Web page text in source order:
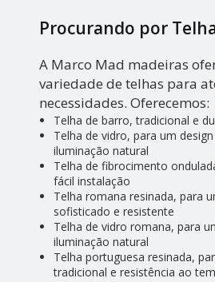
Procurando por
A Marco Mad madeiras
variedade de telhas para
necessidades. Oferecemos:
Telha de barro, tradicional e
Telha de vidro, para um
iluminação natural
Telha de fibrocimento
fácil instalação
Telha romana resinada, para
sofisticado e resistente
Telha de vidro romana, para
iluminação natural
Telha portuguesa resinada,
tradicional e resistência ao